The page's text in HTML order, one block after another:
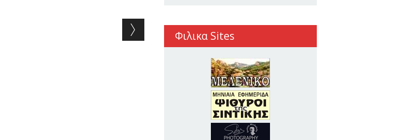
Φιλικα Sites